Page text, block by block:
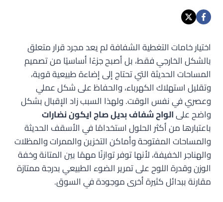
اختيار خامات التغطية الشفافة لم يعد مجرد قرار متعلق
بالشكل الخارجي فقط، بل أصبح جزءًا أساسيًا من تصميم
المساحات الحديثة التي تحتاج إلى إضاءة طبيعية قوية،
وتقليل استهلاك الكهرباء، والحفاظ على شكل عملي
وعصري في نفس الوقت. ولهذا السبب زاد الإقبال بشكل
واضح علىالواح شفاف بديل صاج ايكون نضارات
باعتبارها من أكثر الحلول استخدامًا في الأسقف الحديثة
والمساحات المفتوحة وأماكن التخزين والممرات والمظلات
والهناجر الخفيفة، لأنها توفر توازنًا مهمًا بين المتانة وخفة
الوزن وقدرة اللوح على تمرير الضوء الطبيعي بدرجة ممتازة
مقارنة ببدائل كثيرة أخرى موجودة في السوق.